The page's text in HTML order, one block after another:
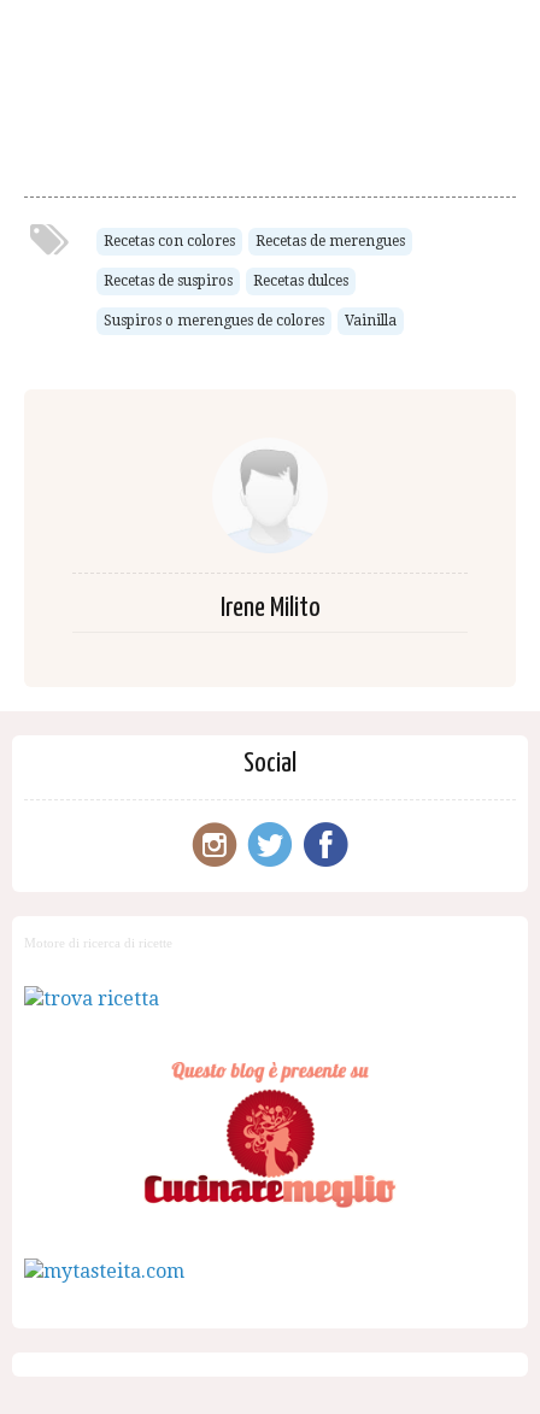
Recetas con colores Recetas de merengues
Recetas de suspiros Recetas dulces
Suspiros o merengues de colores Vainilla
Irene Milito
Social
Motore di ricerca di ricette